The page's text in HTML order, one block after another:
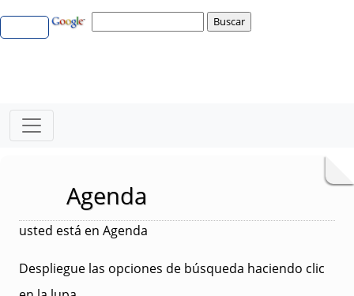
Agenda
usted está en Agenda
Despliegue las opciones de búsqueda haciendo clic